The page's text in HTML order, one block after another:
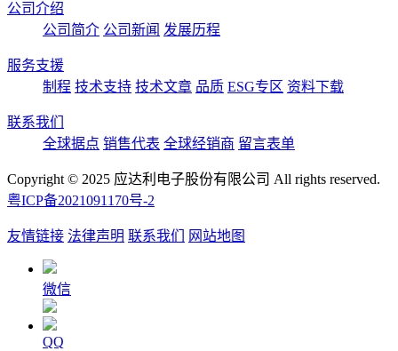
公司介绍
公司简介 公司新闻 发展历程
服务支援
制程 技术支持 技术文章 品质 ESG专区 资料下载
联系我们
全球据点 销售代表 全球经销商 留言表单
Copyright © 2025 应达利电子股份有限公司 All rights reserved.
粤ICP备2021091170号-2
友情链接 法律声明 联系我们 网站地图
微信
QQ